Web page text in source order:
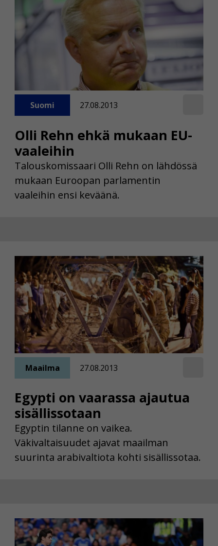
Olli Rehn ehkä mukaan EU-
vaaleihin
Suomi 27.08.2013
Talouskomissaari Olli Rehn on lähdössä
mukaan Euroopan parlamentin
vaaleihin ensi keväänä.
Egypti on vaarassa ajautua
sisällissotaan
Maailma 27.08.2013
Egyptin tilanne on vaikea.
Väkivaltaisuudet ajavat maailman
suurinta arabivaltiota kohti sisällissotaa.